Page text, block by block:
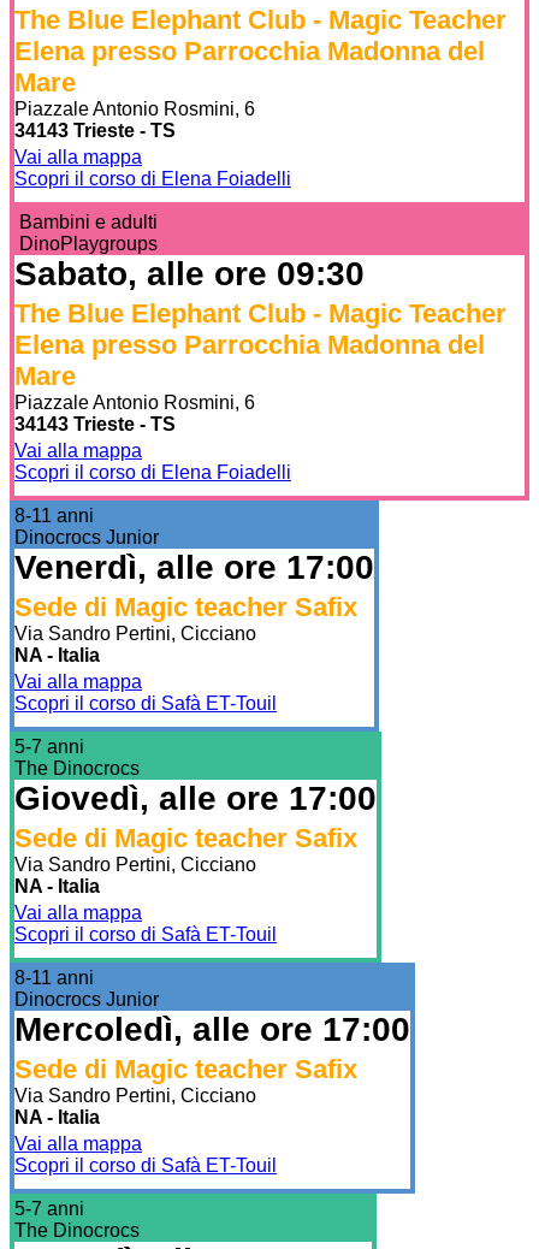
The Blue Elephant Club - Magic Teacher
Elena presso Parrocchia Madonna del
Mare
Piazzale Antonio Rosmini, 6
34143 Trieste - TS
Vai alla mappa
Scopri il corso di Elena Foiadelli
Bambini e adulti
DinoPlaygroups
Sabato, alle ore 09:30
The Blue Elephant Club - Magic Teacher
Elena presso Parrocchia Madonna del
Mare
Piazzale Antonio Rosmini, 6
34143 Trieste - TS
Vai alla mappa
Scopri il corso di Elena Foiadelli
8-11 anni
Dinocrocs Junior
Venerdì, alle ore 17:00
Sede di Magic teacher Safix
Via Sandro Pertini, Cicciano
NA - Italia
Vai alla mappa
Scopri il corso di Safà ET-Touil
5-7 anni
The Dinocrocs
Giovedì, alle ore 17:00
Sede di Magic teacher Safix
Via Sandro Pertini, Cicciano
NA - Italia
Vai alla mappa
Scopri il corso di Safà ET-Touil
8-11 anni
Dinocrocs Junior
Mercoledì, alle ore 17:00
Sede di Magic teacher Safix
Via Sandro Pertini, Cicciano
NA - Italia
Vai alla mappa
Scopri il corso di Safà ET-Touil
5-7 anni
The Dinocrocs